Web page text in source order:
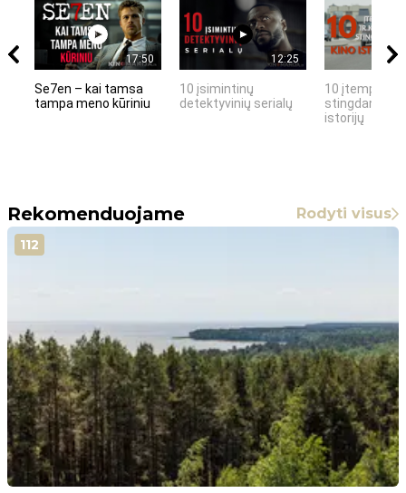
17:50
Se7en – kai tamsa
tampa meno kūriniu
12:25
10 įsimintinų
detektyvinių serialų
10 įtemptų,
stingdančių
istorijų
Rekomenduojame Rodyti visus
112